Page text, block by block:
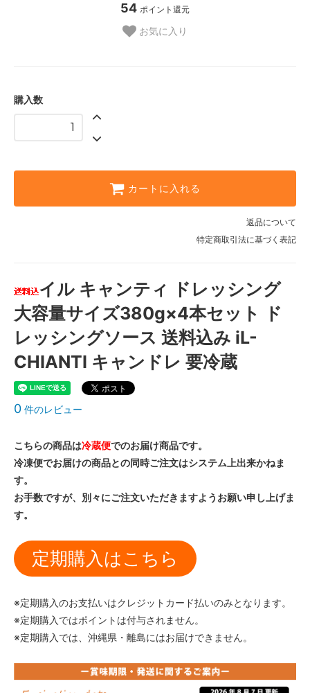
54 ポイント還元
お気に入り
購入数
カートに入れる
返品について
特定商取引法に基づく表記
イル キャンティ ドレッシング
大容量サイズ380g×4本セット ド
レッシングソース 送料込み iL-
CHIANTI キャンドレ 要冷蔵
0 件のレビュー
こちらの商品は冷蔵便でのお届け商品です。
冷凍便でお届けの商品との同時ご注文はシステム上出来かねま
す。
お手数ですが、別々にご注文いただきますようお願い申し上げま
す。
定期購入はこちら
※定期購入のお支払いはクレジットカード払いのみとなります。
※定期購入ではポイントは付与されません。
※定期購入では、沖縄県・離島にはお届けできません。